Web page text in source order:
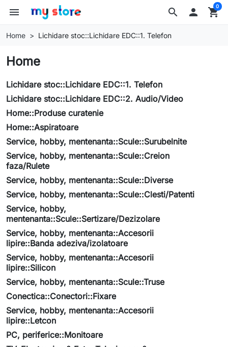
search
menu  shopping_cart
0
Home Lichidare stoc::Lichidare EDC::1. Telefon
Home
Lichidare stoc::Lichidare EDC::1. Telefon
Lichidare stoc::Lichidare EDC::2. Audio/Video
Home::Produse curatenie
Home::Aspiratoare
Service, hobby, mentenanta::Scule::Surubelnite
Service, hobby, mentenanta::Scule::Creion
faza/Rulete
Service, hobby, mentenanta::Scule::Diverse
Service, hobby, mentenanta::Scule::Clesti/Patenti
Service, hobby,
mentenanta::Scule::Sertizare/Dezizolare
Service, hobby, mentenanta::Accesorii
lipire::Banda adeziva/izolatoare
Service, hobby, mentenanta::Accesorii
lipire::Silicon
Service, hobby, mentenanta::Scule::Truse
Conectica::Conectori::Fixare
Service, hobby, mentenanta::Accesorii
lipire::Letcon
PC, periferice::Monitoare